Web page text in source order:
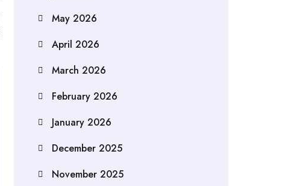
May 2026
April 2026
March 2026
February 2026
January 2026
December 2025
November 2025